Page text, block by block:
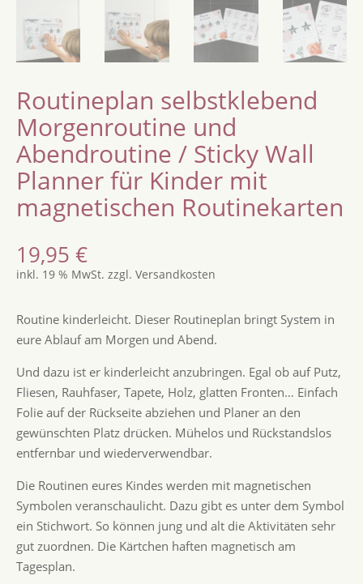
Routineplan selbstklebend
Morgenroutine und
Abendroutine / Sticky Wall
Planner für Kinder mit
magnetischen Routinekarten
19,95 €
inkl. 19 % MwSt. zzgl. Versandkosten
Routine kinderleicht. Dieser Routineplan bringt System in
eure Ablauf am Morgen und Abend.
Und dazu ist er kinderleicht anzubringen. Egal ob auf Putz,
Fliesen, Rauhfaser, Tapete, Holz, glatten Fronten… Einfach
Folie auf der Rückseite abziehen und Planer an den
gewünschten Platz drücken. Mühelos und Rückstandslos
entfernbar und wiederverwendbar.
Die Routinen eures Kindes werden mit magnetischen
Symbolen veranschaulicht. Dazu gibt es unter dem Symbol
ein Stichwort. So können jung und alt die Aktivitäten sehr
gut zuordnen. Die Kärtchen haften magnetisch am
Tagesplan.